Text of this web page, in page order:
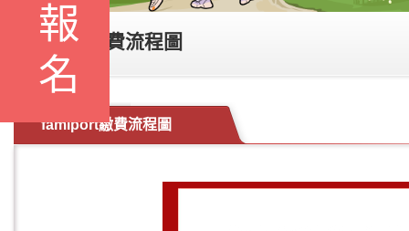
famiport繳費流程圖
famiport繳費流程圖